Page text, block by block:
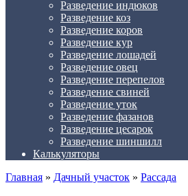
Разведение индюков
Разведение коз
Разведение коров
Разведение кур
Разведение лошадей
Разведение овец
Разведение перепелов
Разведение свиней
Разведение уток
Разведение фазанов
Разведение цесарок
Разведение шиншилл
Калькуляторы
Главная » Дачный участок » Рассада